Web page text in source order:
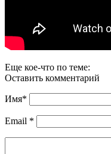
Еще кое-что по теме:
Оставить комментарий
Имя*
Email *